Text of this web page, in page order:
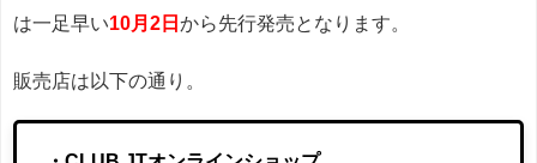
は一足早い10月2日 から先行発売となります。
販売店は以下の通り。